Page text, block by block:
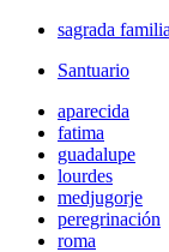
sagrada familia
Santuario
aparecida
fatima
guadalupe
lourdes
medjugorje
peregrinación
roma